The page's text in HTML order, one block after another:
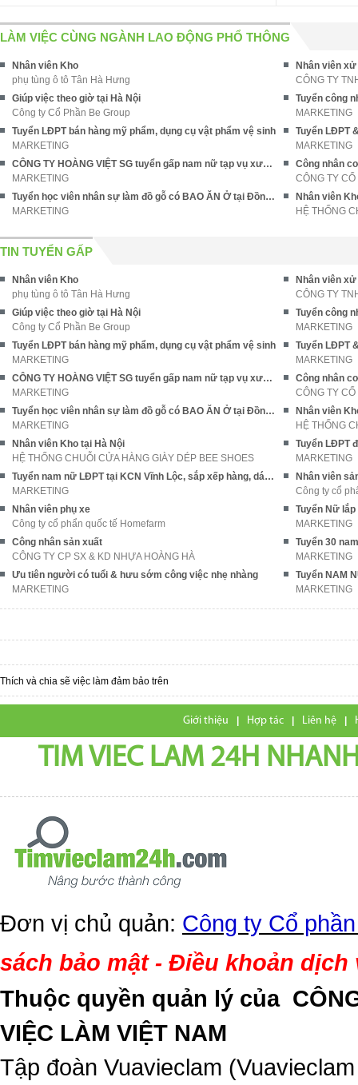
LÀM VIỆC CÙNG NGÀNH LAO ĐỘNG PHỔ THÔNG
Nhân viên Kho
phụ tùng ô tô Tân Hà Hưng
Nhân viên
CÔNG TY
Giúp việc theo giờ tại Hà Nội
Công ty Cổ Phần Be Group
MARKETING
Tuyển LĐPT bán hàng mỹ phẩm, dụng cụ vật phẩm vệ sinh
MARKETING
MARKETING
CÔNG TY HOÀNG VIỆT SG tuyển gấp nam nữ tạp vụ xưởng may
MARKETING
Công nhân
CÔNG TY
Tuyển học viên nhân sự làm đồ gỗ có BAO ĂN Ở tại Đồng Nai
MARKETING
HỆ THỐNG
TIN TUYỂN GẤP
Nhân viên Kho
phụ tùng ô tô Tân Hà Hưng
Nhân viên
CÔNG TY
Giúp việc theo giờ tại Hà Nội
Công ty Cổ Phần Be Group
MARKETING
Tuyển LĐPT bán hàng mỹ phẩm, dụng cụ vật phẩm vệ sinh
MARKETING
MARKETING
CÔNG TY HOÀNG VIỆT SG tuyển gấp nam nữ tạp vụ xưởng may
MARKETING
Công nhân
CÔNG TY
Tuyển học viên nhân sự làm đồ gỗ có BAO ĂN Ở tại Đồng Nai
MARKETING
HỆ THỐNG
Nhân viên Kho tại Hà Nội
HỆ THỐNG CHUỖI CỬA HÀNG GIÀY DÉP BEE SHOES
MARKETING
Tuyển nam nữ LĐPT tại KCN Vĩnh Lộc, sắp xếp hàng, dán hộp
MARKETING
Nhân viên
Công ty cổ
Nhân viên phụ xe
Công ty cổ phẩn quốc tế Homefarm
MARKETING
Công nhân sản xuất
CÔNG TY CP SX & KD NHỰA HOÀNG HÀ
MARKETING
Ưu tiên người có tuổi & hưu sớm công việc nhẹ nhàng
MARKETING
Tuyển NAM
MARKETING
Thích và chia sẽ việc làm đảm bảo trên
Giới thiệu | Hợp tác | Liên hệ |
TIM VIEC LAM 24H
Đơn vị chủ quản: Công ty Cổ
sách bảo mật- Điều khoản dịch
Thuộc quyền quản lý của
VIỆC LÀM VIỆT NAM
Tập đoàn Vuavieclam